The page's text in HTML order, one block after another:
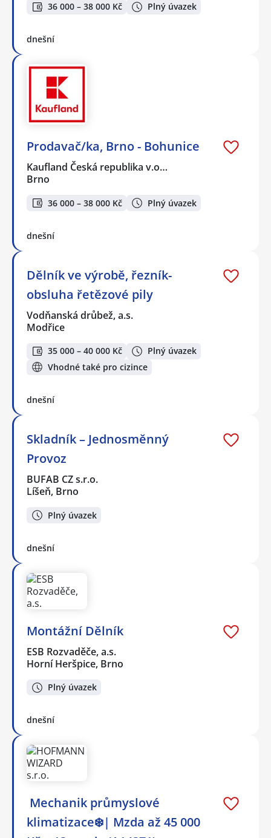
36 000 – 38 000 Kč Plný úvazek
dnešní
Prodavač/ka, Brno - Bohunice
Kaufland Česká republika v.o…
Brno
36 000 – 38 000 Kč Plný úvazek
dnešní
Dělník ve výrobě, řezník-
obsluha řetězové pily
Vodňanská drůbež, a.s.
Modřice
35 000 – 40 000 Kč
Plný úvazek
Vhodné také pro cizince
dnešní
Skladník – Jednosměnný
Provoz
BUFAB CZ s.r.o.
Líšeň, Brno
Plný úvazek
dnešní
Montážní Dělník
ESB Rozvaděče, a.s.
Horní Heršpice, Brno
Plný úvazek
dnešní
️ Mechanik průmyslové
klimatizace❄️| Mzda až 45 000